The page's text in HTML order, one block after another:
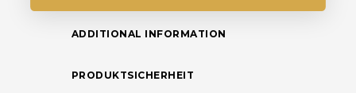
ADDITIONAL INFORMATION
PRODUKTSICHERHEIT